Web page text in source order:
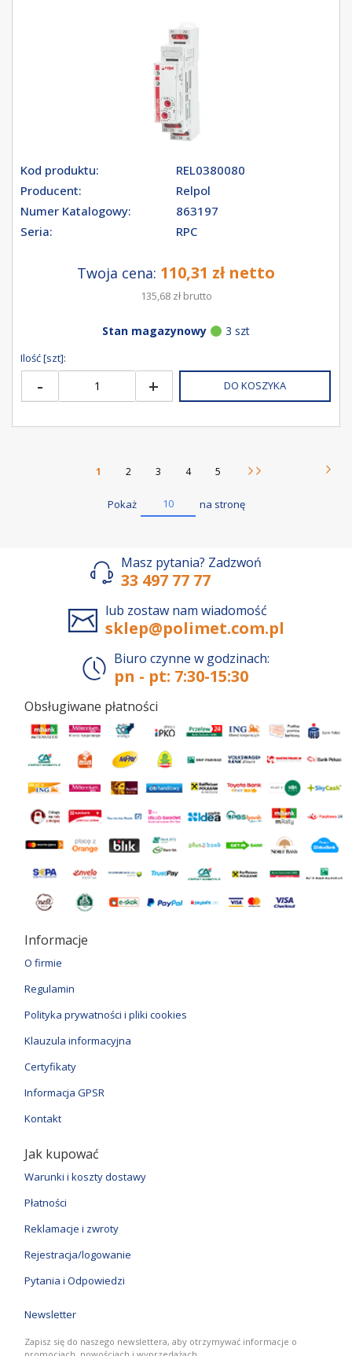
Kod produktu:
REL0380080
Producent:
Relpol
Numer Katalogowy:
863197
Seria:
RPC
Twoja cena: 110,31 zł netto
135,68 zł brutto
Stan magazynowy 3 szt
Ilość [szt]:
- + DO KOSZYKA
Aktualnie czytasz stronę
1 Strona
2 Strona
3 Strona
4 Strona
5 Strona
15
Pokaż 10 na stronę
Masz pytania? Zadzwoń
33 497 77 77
lub zostaw nam wiadomość
sklep@polimet.com.pl
Biuro czynne w godzinach:
pn - pt: 7:30-15:30
Obsługiwane płatności
Informacje
O firmie
Regulamin
Polityka prywatności i pliki cookies
Klauzula informacyjna
Certyfikaty
Informacja GPSR
Kontakt
Jak kupować
Warunki i koszty dostawy
Płatności
Reklamacje i zwroty
Rejestracja/logowanie
Pytania i Odpowiedzi
Newsletter
Zapisz się do naszego newslettera, aby otrzymywać informacje o